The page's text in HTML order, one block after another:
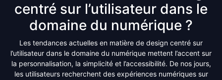
centré sur l’utilisateur dans le
domaine du numérique ?
Les tendances actuelles en matière de design centré sur
l’utilisateur dans le domaine du numérique mettent l’accent sur
la personnalisation, la simplicité et l’accessibilité. De nos jours,
les utilisateurs recherchent des expériences numériques sur